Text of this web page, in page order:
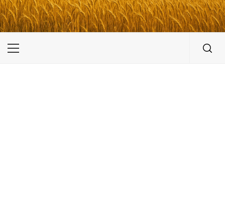
UKRAINE-IS
ПОДОРОЖI ПО УКРАЇНІ
Primary